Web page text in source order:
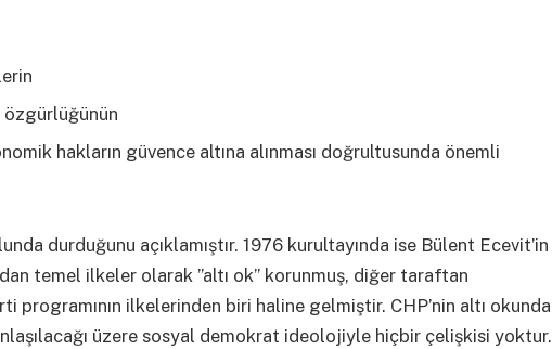
özgürlüğünün
hakların güvence altına alınması doğrultusunda önemli
durduğunu açıklamıştır. 1976 kurultayında ise Bülent Ecevit’in
temel ilkeler olarak ”altı ok” korunmuş, diğer taraftan
programının ilkelerinden biri haline gelmiştir. CHP’nin altı okunda
üzere sosyal demokrat ideolojiyle hiçbir çelişkisi yoktur.